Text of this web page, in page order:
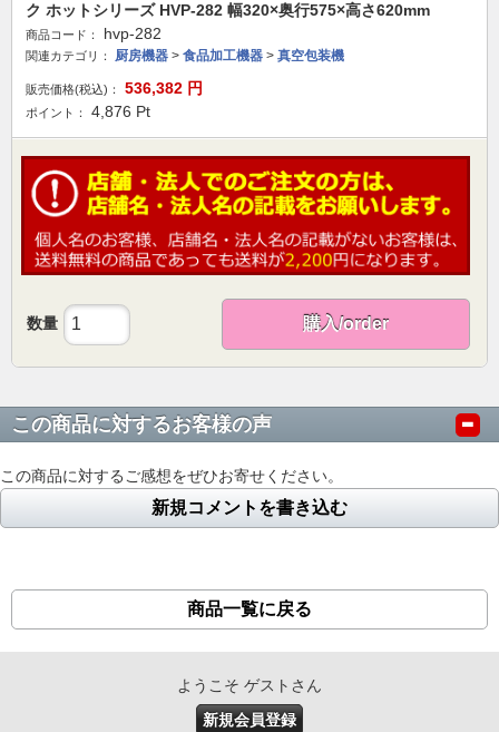
ク ホットシリーズ HVP-282 幅320×奥行575×高さ620mm
商品コード： hvp-282
関連カテゴリ： 厨房機器 > 食品加工機器 > 真空包装機
販売価格(税込)： 536,382 円
ポイント： 4,876 Pt
数量 購入/order
この商品に対するお客様の声
この商品に対するご感想をぜひお寄せください。
新規コメントを書き込む
商品一覧に戻る
ようこそ ゲストさん
新規会員登録